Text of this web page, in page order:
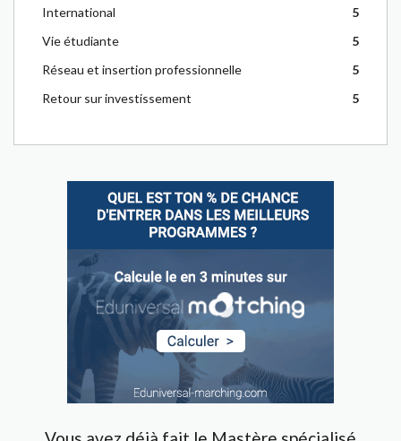
International
5
Vie étudiante
5
Réseau et insertion professionnelle
5
Retour sur investissement
5